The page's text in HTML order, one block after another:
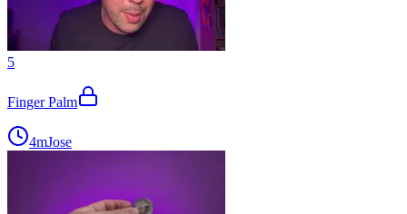
5
Finger Palm
4mJose